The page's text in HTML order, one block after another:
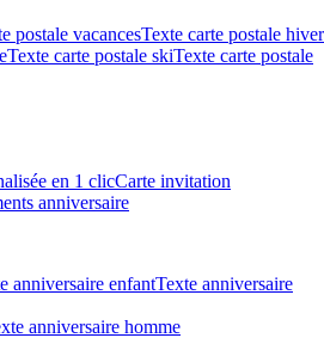
postale vacancesTexte carte postale hiver
Texte carte postale skiTexte carte postale
en 1 clicCarte invitation
anniversaire
anniversaire enfantTexte anniversaire
anniversaire homme